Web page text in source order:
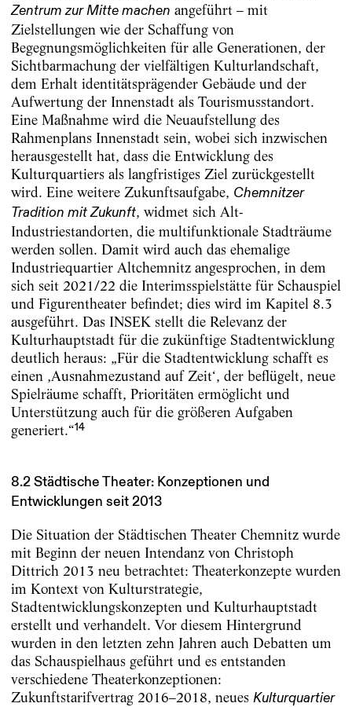
Zentrum zur Mitte machen angeführt – mit
Zielstellungen wie der Schaffung von
Begegnungsmöglichkeiten für alle Generationen, der
Sichtbarmachung der vielfältigen Kulturlandschaft,
dem Erhalt identitätsprägender Gebäude und der
Aufwertung der Innenstadt als Tourismusstandort.
Eine Maßnahme wird die Neuaufstellung des
Rahmenplans Innenstadt sein, wobei sich inzwischen
herausgestellt hat, dass die Entwicklung des
Kulturquartiers als langfristiges Ziel zurückgestellt
wird. Eine weitere Zukunftsaufgabe, Chemnitzer
Tradition mit Zukunft, widmet sich Alt-
Industriestandorten, die multifunktionale Stadträume
werden sollen. Damit wird auch das ehemalige
Industriequartier Altchemnitz angesprochen, in dem
sich seit 2021/22 die Interimsspielstätte für Schauspiel
und Figurentheater befindet; dies wird im Kapitel 8.3
ausgeführt. Das INSEK stellt die Relevanz der
Kulturhauptstadt für die zukünftige Stadtentwicklung
deutlich heraus: „Für die Stadtentwicklung schafft es
einen ‚Ausnahmezustand auf Zeit‘, der beflügelt, neue
Spielräume schafft, Prioritäten ermöglicht und
Unterstützung auch für die größeren Aufgaben
generiert.“14
8.2 Städtische Theater: Konzeptionen und
Entwicklungen seit 2013
Die Situation der Städtischen Theater Chemnitz wurde
mit Beginn der neuen Intendanz von Christoph
Dittrich 2013 neu betrachtet: Theaterkonzepte wurden
im Kontext von Kulturstrategie,
Stadtentwicklungskonzepten und Kulturhauptstadt
erstellt und verhandelt. Vor diesem Hintergrund
wurden in den letzten zehn Jahren auch Debatten um
das Schauspielhaus geführt und es entstanden
verschiedene Theaterkonzeptionen:
Zukunftstarifvertrag 2016–2018, neues Kulturquartier